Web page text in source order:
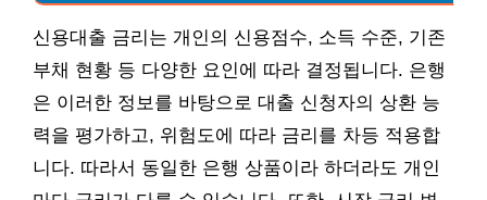
신용대출 금리는 개인의 신용점수, 소득 수준, 기존
부채 현황 등 다양한 요인에 따라 결정됩니다. 은행
은 이러한 정보를 바탕으로 대출 신청자의 상환 능
력을 평가하고, 위험도에 따라 금리를 차등 적용합
니다. 따라서 동일한 은행 상품이라 하더라도 개인